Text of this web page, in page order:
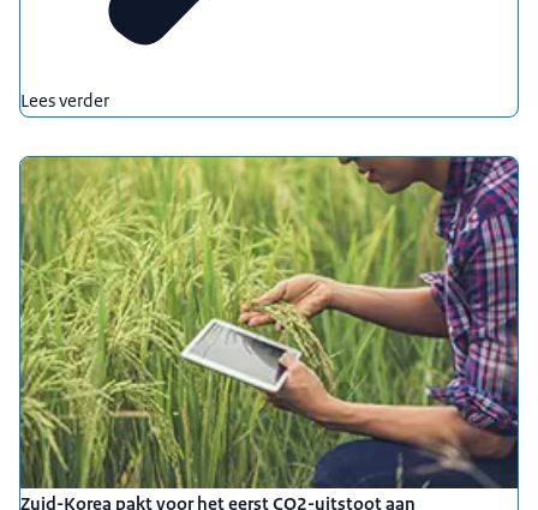
Lees verder
Zuid-Korea pakt voor het eerst CO2-uitstoot aan